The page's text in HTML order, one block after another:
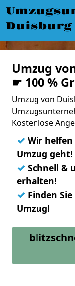
Duisburg
Umzug
☛ 100 %
Umzug von
Kostenlose
✓ Wir
Umzug geht!
✓ Schnell &
erhalten!
✓ Finden
Umzug!